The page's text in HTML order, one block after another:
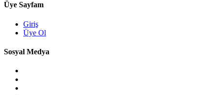
Üye Sayfam
Giriş
Üye Ol
Sosyal Medya